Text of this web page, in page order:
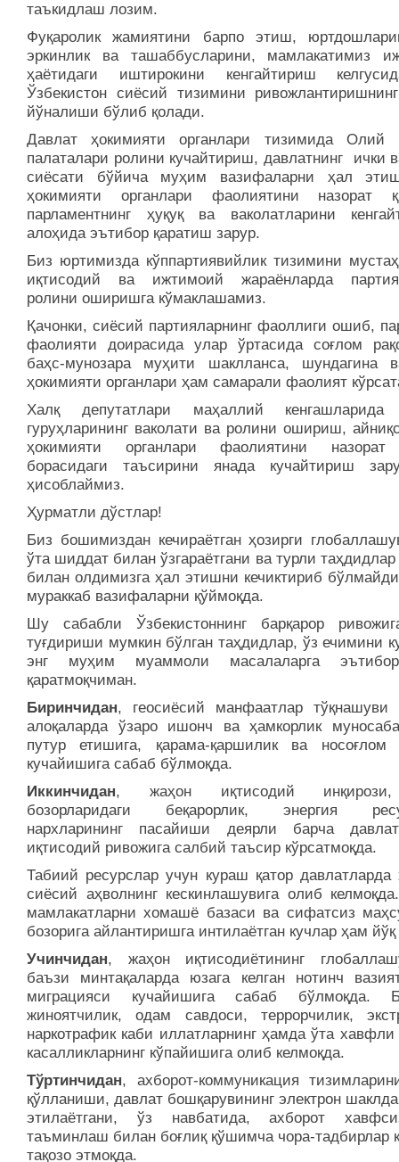
таъкидлаш лозим.
Фуқаролик жамиятини барпо этиш,
эркинлик ва ташаббусларини, мамлакатимиз
ҳаётидаги иштирокини кенгайтириш
Ўзбекистон сиёсий тизимини
йўналиши бўлиб қолади.
Давлат ҳокимияти органлари тизимида Олий
палаталари ролини кучайтириш, давлатнинг ички
сиёсати бўйича муҳим вазифаларни ҳал
ҳокимияти органлари фаолиятини назорат
парламентнинг ҳуқуқ ва ваколатларини
алоҳида эътибор қаратиш зарур.
Биз юртимизда кўппартиявийлик тизимини
иқтисодий ва ижтимоий жараёнларда
ролини оширишга кўмаклашамиз.
Қачонки, сиёсий партияларнинг фаоллиги ошиб,
фаолияти доирасида улар ўртасида соғлом
баҳс-мунозара муҳити шаклланса, шундагина
ҳокимияти органлари ҳам самарали фаолият
Халқ депутатлари маҳаллий кенгашларида
гуруҳларининг ваколати ва ролини ошириш,
ҳокимияти органлари фаолиятини
борасидаги таъсирини янада кучайтириш
ҳисоблаймиз.
Ҳурматли дўстлар!
Биз бошимиздан кечираётган ҳозирги
ўта шиддат билан ўзгараётгани ва турли таҳдидлар
билан олдимизга ҳал этишни кечиктириб
мураккаб вазифаларни қўймоқда.
Шу сабабли Ўзбекистоннинг барқарор
туғдириши мумкин бўлган таҳдидлар, ўз ечимини
энг муҳим муаммоли масалаларга
қаратмоқчиман.
Биринчидан, геосиёсий ман­фаатлар тўқнашуви
алоқаларда ўзаро ишонч ва ҳамкорлик
путур етишига, қарама-қаршилик ва носоғлом
кучайишига сабаб бўлмоқда.
Иккинчидан, жаҳон иқтисодий
бозорларидаги беқарорлик, энергия
нархларининг пасайиши деярли барча
иқтисодий ривожига салбий таъсир кўрсатмоқда.
Табиий ресурслар учун кураш қатор давлатларда
сиёсий аҳволнинг кескинлашувига олиб
мамлакатларни хомашё базаси ва сифатсиз
бозорига айлантиришга интилаётган кучлар ҳам
Учинчидан, жаҳон иқтисодиётининг
баъзи минтақаларда юзага келган нотинч
миграцияси кучайишига сабаб бўлмоқда.
жиноятчилик, одам савдоси, террорчилик,
наркотрафик каби иллатларнинг ҳамда ўта
касалликларнинг кўпайишига олиб келмоқда.
Тўртинчидан, ахборот-коммуникация
қўлланиши, давлат бошқарувининг электрон
этилаётгани, ўз навбатида, ахборот
таъминлаш билан боғлиқ қўшимча чора-тадбирлар
тақозо этмоқда.